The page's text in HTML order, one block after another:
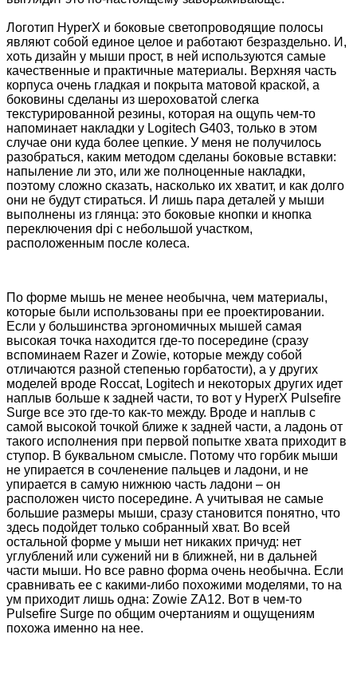
Логотип HyperX и боковые светопроводящие полосы
являют собой единое целое и работают безраздельно. И,
хоть дизайн у мыши прост, в ней используются самые
качественные и практичные материалы. Верхняя часть
корпуса очень гладкая и покрыта матовой краской, а
боковины сделаны из шероховатой слегка
текстурированной резины, которая на ощупь чем-то
напоминает накладки у Logitech G403, только в этом
случае они куда более цепкие. У меня не получилось
разобраться, каким методом сделаны боковые вставки:
напыление ли это, или же полноценные накладки,
поэтому сложно сказать, насколько их хватит, и как долго
они не будут стираться. И лишь пара деталей у мыши
выполнены из глянца: это боковые кнопки и кнопка
переключения dpi с небольшой участком,
расположенным после колеса.
По форме мышь не менее необычна, чем материалы,
которые были использованы при ее проектировании.
Если у большинства эргономичных мышей самая
высокая точка находится где-то посередине (сразу
вспоминаем Razer и Zowie, которые между собой
отличаются разной степенью горбатости), а у других
моделей вроде Roccat, Logitech и некоторых других идет
наплыв больше к задней части, то вот у HyperX Pulsefire
Surge все это где-то как-то между. Вроде и наплыв с
самой высокой точкой ближе к задней части, а ладонь от
такого исполнения при первой попытке хвата приходит в
ступор. В буквальном смысле. Потому что горбик мыши
не упирается в сочленение пальцев и ладони, и не
упирается в самую нижнюю часть ладони – он
расположен чисто посередине. А учитывая не самые
большие размеры мыши, сразу становится понятно, что
здесь подойдет только собранный хват. Во всей
остальной форме у мыши нет никаких причуд: нет
углублений или сужений ни в ближней, ни в дальней
части мыши. Но все равно форма очень необычна. Если
сравнивать ее с какими-либо похожими моделями, то на
ум приходит лишь одна: Zowie ZA12. Вот в чем-то
Pulsefire Surge по общим очертаниям и ощущениям
похожа именно на нее.